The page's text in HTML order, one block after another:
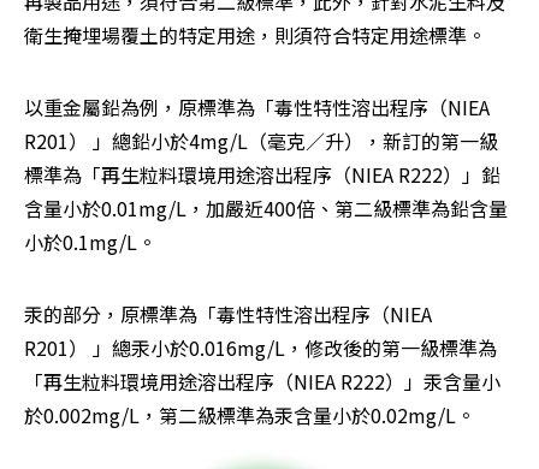
衛生掩埋場覆土的特定用途，則須符合特定用途標準。
以重金屬鉛為例，原標準為「毒性特性溶出程序（NIEA
R201） 」總鉛小於4mg/L（毫克／升），新訂的第一級
標準為「再生粒料環境用途溶出程序（NIEA R222）」鉛
含量小於0.01mg/L，加嚴近400倍、第二級標準為鉛含量
小於0.1mg/L。
汞的部分，原標準為「毒性特性溶出程序（NIEA
R201） 」總汞小於0.016mg/L，修改後的第一級標準為
「再生粒料環境用途溶出程序（NIEA R222）」汞含量小
於0.002mg/L，第二級標準為汞含量小於0.02mg/L。